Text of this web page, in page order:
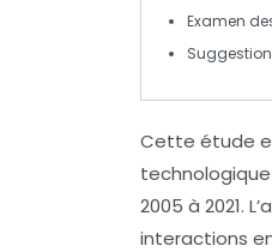
Examen
Cette étude
technologique
2005 à 2021.
interactions